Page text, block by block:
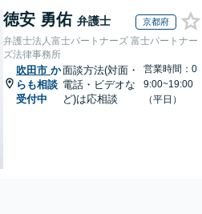
徳安 勇佑 弁護士 京都府
弁護士法人富士パートナーズ 富士パートナー
ズ法律事務所
吹田市 か
らも相談
受付中
面談方法(対面・
電話・ビデオな
ど)は応相談
営業時間：0
9:00~19:00
（平日）